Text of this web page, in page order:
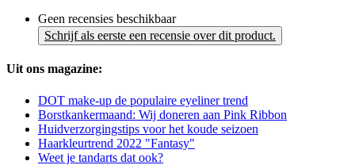
Geen recensies beschikbaar
Schrijf als eerste een recensie over dit product.
Uit ons magazine:
DOT make-up de populaire eyeliner trend
Borstkankermaand: Wij doneren aan Pink Ribbon
Huidverzorgingstips voor het koude seizoen
Haarkleurtrend 2022 "Fantasy"
Weet je tandarts dat ook?